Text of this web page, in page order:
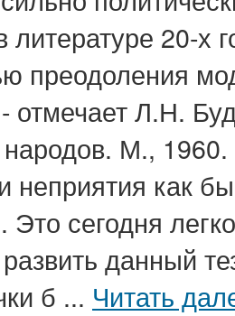
литературе 20-х
преодоления
отмечает Л.Н.
народов. М.,
неприятия как
Это сегодня
данный
б ... Читать